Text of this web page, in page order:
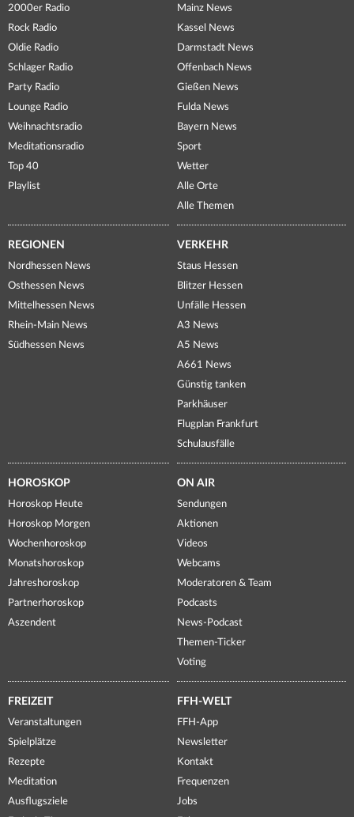
2000er Radio
Rock Radio
Oldie Radio
Schlager Radio
Party Radio
Lounge Radio
Weihnachtsradio
Meditationsradio
Top 40
Playlist
Mainz News
Kassel News
Darmstadt News
Offenbach News
Gießen News
Fulda News
Bayern News
Sport
Wetter
Alle Orte
Alle Themen
REGIONEN
Nordhessen News
Osthessen News
Mittelhessen News
Rhein-Main News
Südhessen News
VERKEHR
Staus Hessen
Blitzer Hessen
Unfälle Hessen
A3 News
A5 News
A661 News
Günstig tanken
Parkhäuser
Flugplan Frankfurt
Schulausfälle
HOROSKOP
Horoskop Heute
Horoskop Morgen
Wochenhoroskop
Monatshoroskop
Jahreshoroskop
Partnerhoroskop
Aszendent
ON AIR
Sendungen
Aktionen
Videos
Webcams
Moderatoren & Team
Podcasts
News-Podcast
Themen-Ticker
Voting
FREIZEIT
Veranstaltungen
Spielplätze
Rezepte
Meditation
Ausflugsziele
FFH-WELT
FFH-App
Newsletter
Kontakt
Frequenzen
Jobs